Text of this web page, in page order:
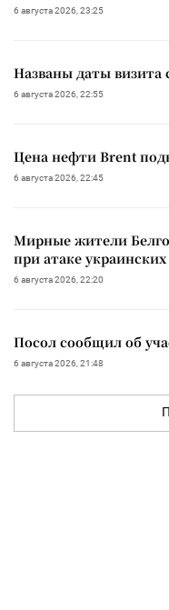
6 августа 2026, 23:25
Названы даты визита
6 августа 2026, 22:55
Цена нефти Brent
6 августа 2026, 22:45
Мирные жители
при атаке
6 августа 2026, 22:20
Посол сообщил об
6 августа 2026, 21:48